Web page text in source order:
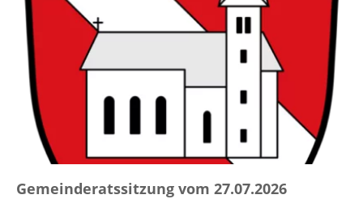
Gemeinderatssitzung vom 27.07.2026